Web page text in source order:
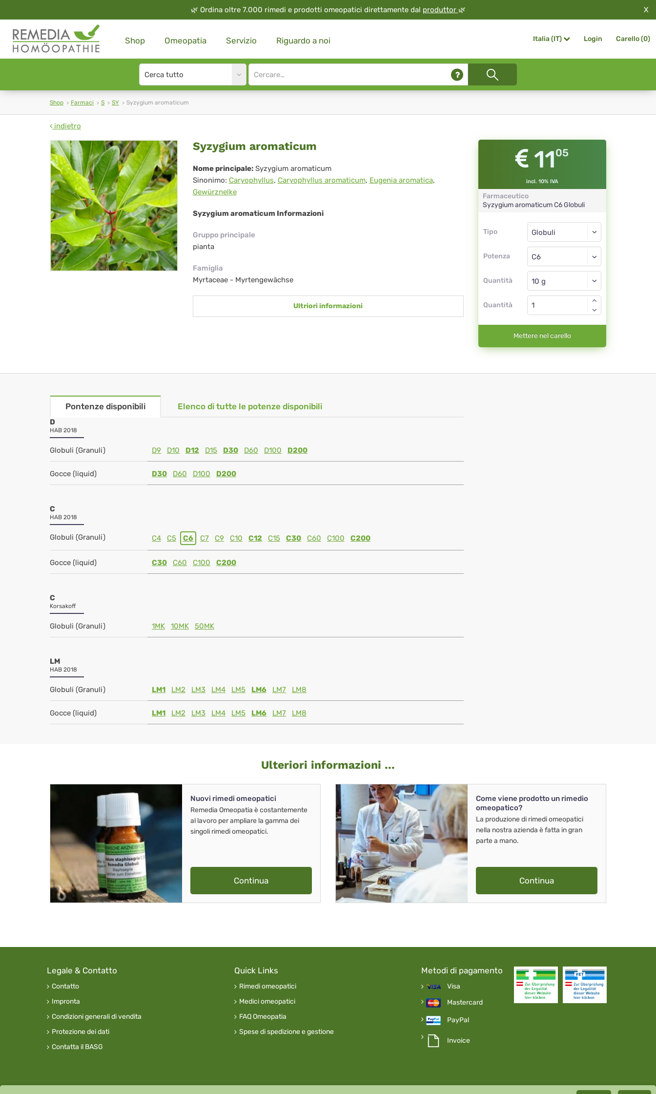
🌿 Ordina oltre 7.000 rimedi e prodotti omeopatici direttamente dal produttor 🌿 X
Shop Omeopatia Servizio Riguardo a noi Italia (IT) Login Carello (0)
Search
type
Site
search
Shop Farmaci S SY Syzygium aromaticum
indietro
Syzygium
aromaticum
Syzygium aromaticum
Nome principale: Syzygium aromaticum
Sinonimo: Caryophyllus, Caryophyllus aromaticum, Eugenia aromatica,
Gewürznelke
Syzygium aromaticum Informazioni
Gruppo principale
pianta
Famiglia
Myrtaceae - Myrtengewächse
Ultriori informazioni
1105
incl. 10% IVA
Farmaceutico
Syzygium aromaticumC6 Globuli
Tipo
Tipo
Potenza
Globuli
C6
Quantità
Globuli
Quantità
Mettere nel carello
Pontenze disponibili Elenco di tutte le potenze disponibili
D
HAB 2018
Globuli (Granuli) D9 D10 D12 D15 D30 D60 D100 D200
Gocce (liquid) D30 D60 D100 D200
C
HAB 2018
Globuli (Granuli) C4 C5 C6 C7 C9 C10 C12 C15 C30 C60 C100 C200
Gocce (liquid) C30 C60 C100 C200
C
Korsakoff
Globuli (Granuli) 1MK 10MK 50MK
LM
HAB 2018
Globuli (Granuli) LM1 LM2 LM3 LM4 LM5 LM6 LM7 LM8
Gocce (liquid) LM1 LM2 LM3 LM4 LM5 LM6 LM7 LM8
Ulteriori informazioni ...
Nuovi rimedi omeopatici
Remedia Omeopatia è costantemente
al lavoro per ampliare la gamma dei
singoli rimedi omeopatici.
Continua
Come viene prodotto un rimedio
omeopatico?
La produzione di rimedi omeopatici
nella nostra azienda è fatta in gran
parte a mano.
Continua
Legale & Contatto
Contatto
Impronta
Condizioni generali di vendita
Protezione dei dati
Contatta il BASG
Quick Links
Rimedi omeopatici
Medici omeopatici
FAQ Omeopatia
Spese di spedizione e gestione
Metodi di pagamento
Visa
Mastercard
PayPal
Invoice